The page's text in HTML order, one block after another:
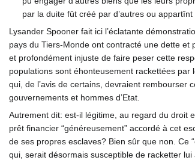
par la duite fût créé par d’autres ou appartînt
Lysander Spooner fait ici l’éclatante
pays du Tiers-Monde ont contracté une dette
et profondément injuste de faire peser cette
populations sont éhonteusement rackettées par
qui, de l’avis de certains, devraient rembourser
gouvernements et hommes d’Etat.
Autrement dit: est-il légitime, au regard du droit
prêt financier “généreusement” accordé à cet
de ses propres esclaves? Bien sûr que non. Ce
qui, serait désormais susceptible de racketter